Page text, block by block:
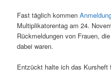
Fast täglich kommen
Multiplikatorentag am 24.
Rückmeldungen von Frauen,
dabei waren.
Entzückt halte ich das Kursheft